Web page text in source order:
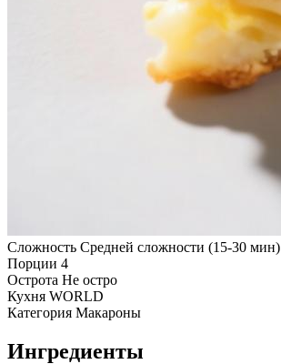
Сложность Средней сложности (15-30 мин)
Порции 4
Острота Не остро
Кухня WORLD
Категория Макароны
Ингредиенты